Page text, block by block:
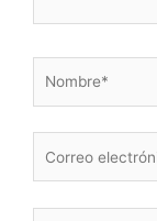
electrónico*